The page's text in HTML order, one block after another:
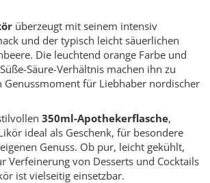
überzeugt mit seinem intensiv
und der typisch leicht säuerlichen
Die leuchtend orange Farbe und
Säure-Verhältnis machen ihn zu
Genussmoment für Liebhaber nordischer
350ml-Apothekerflasche,
ideal als Geschenk, für besondere
Genuss. Ob pur, leicht gekühlt,
Verfeinerung von Desserts und Cocktails
ist vielseitig einsetzbar.